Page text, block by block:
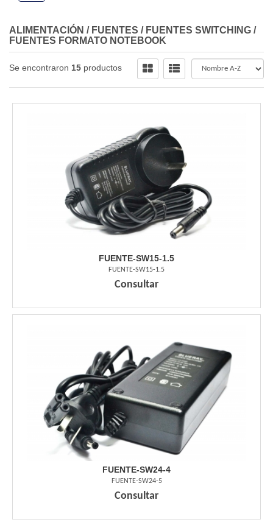
ALIMENTACIÓN / FUENTES / FUENTES SWITCHING /
FUENTES FORMATO NOTEBOOK
Se encontraron 15 productos
FUENTE-SW15-1.5
FUENTE-SW15-1.5
Consultar
FUENTE-SW24-4
FUENTE-SW24-5
Consultar